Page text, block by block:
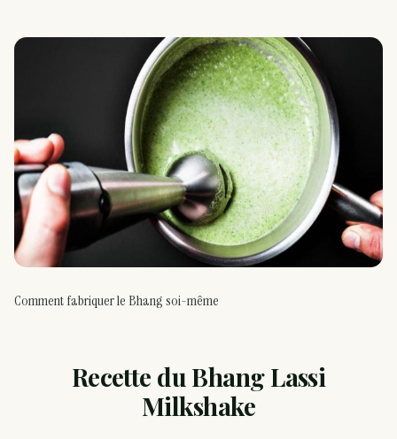
Comment fabriquer le Bhang soi-même
Recette du Bhang Lassi
Milkshake